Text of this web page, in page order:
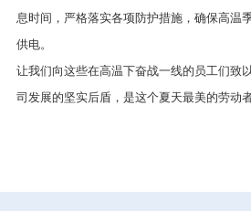
息时间，严格落实各项防护措施，确保高温
供电。
让我们向这些在高温下奋战一线的员工们致
司发展的坚实后盾，是这个夏天最美的劳动